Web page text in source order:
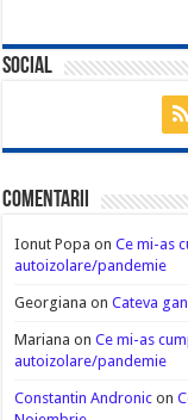
Social
Comentarii
Ionut Popa onCe mi-as
autoizolare/pandemie
Georgiana onCateva
Mariana onCe mi-as
autoizolare/pandemie
Constantin Andronic on